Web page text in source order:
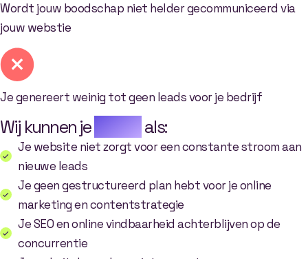
Wordt jouw boodschap niet helder gecommuniceerd via
jouw webstie
Je genereert weinig tot geen leads voor je bedrijf
Wij kunnen jehelpen als:
Je website niet zorgt voor een constante stroom aan
nieuwe leads
Je geen gestructureerd plan hebt voor je online
marketing en contentstrategie
Je SEO en online vindbaarheid achterblijven op de
concurrentie